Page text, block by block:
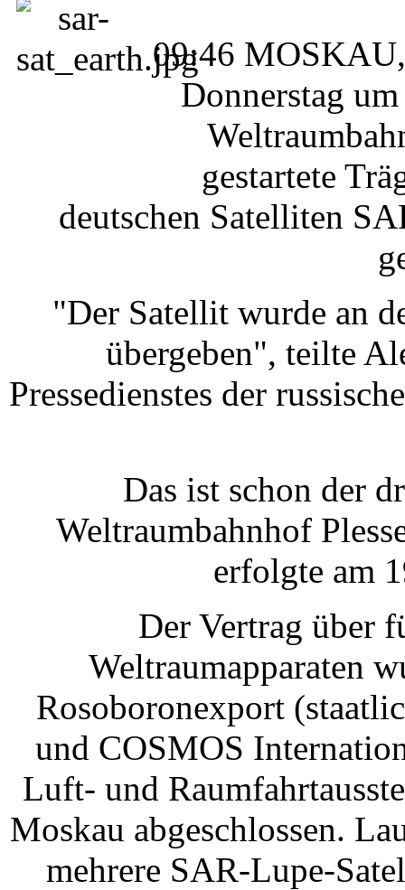
09:46
Donnerstag
gestartete
deutschen Satelliten
"Der Satellit wurde an
übergeben", teilte
Pressedienstes der
Das ist schon der
Weltraumbahnhof
erfolgte am
Der Vertrag über
Weltraumapparaten
Rosoboronexport
und COSMOS
Luft- und
Moskau abgeschlossen.
mehrere SAR-Lupe-